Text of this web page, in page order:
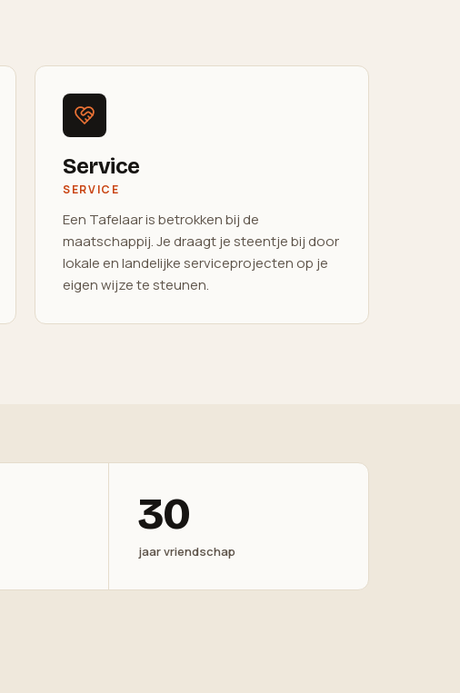
Service
SERVICE
Een Tafelaar is betrokken bij de
maatschappij. Je draagt je steentje bij door
lokale en landelijke serviceprojecten op je
eigen wijze te steunen.
30
jaar vriendschap